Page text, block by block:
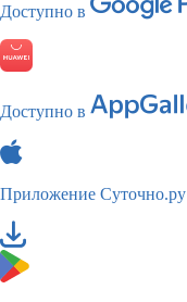
Доступно в
Доступно в
Приложение Суточно.ру